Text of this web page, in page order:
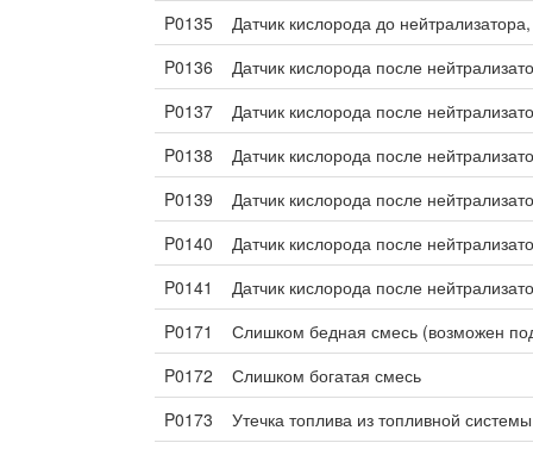
P0135
Датчик кислорода до
P0136
Датчик кислорода после
P0137
Датчик кислорода после
P0138
Датчик кислорода после
P0139
Датчик кислорода после
P0140
Датчик кислорода после
P0141
Датчик кислорода после
P0171
Слишком бедная смесь (возможен
P0172
Слишком богатая смесь
P0173
Утечка топлива из топливной